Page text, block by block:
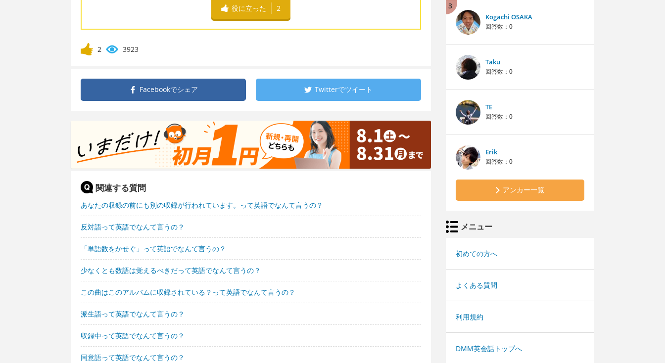
役に立った 2
2 3923
Facebookでシェア Twitterでツイート
関連する質問
あなたの収録の前にも別の収録が行われています。って英語でなんて言うの？
反対語って英語でなんて言うの？
「単語数をかせぐ」って英語でなんて言うの？
少なくとも数語は覚えるべきだって英語でなんて言うの？
この曲はこのアルバムに収録されている？って英語でなんて言うの？
派生語って英語でなんて言うの？
収録中って英語でなんて言うの？
同意語って英語でなんて言うの？
3
Kogachi OSAKA
回答数： 0
Taku
回答数： 0
TE
回答数： 0
Erik
回答数： 0
アンカー一覧
メニュー
初めての方へ
よくある質問
利用規約
DMM英会話トップへ